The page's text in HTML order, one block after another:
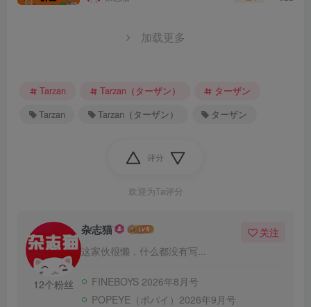
加载更多
Tarzan Tarzan（ターザン）
ターザン
Tarzan
Tarzan（ターザン） ターザン
评分
欢迎为Ta评分
12个粉丝
杂志猫
这家伙很懒，什么都没有写...
关注
FINEBOYS 2026年8月号
POPEYE（ポパイ）2026年9月号